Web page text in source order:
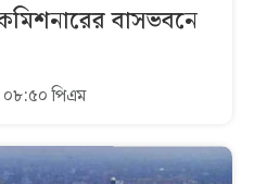
বাসভবনে
পিএম